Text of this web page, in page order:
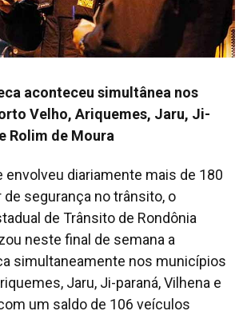
aconteceu simultânea nos
Velho, Ariquemes, Jaru, Ji-
Rolim de Moura
envolveu diariamente mais de 180
segurança no trânsito, o
de Trânsito de Rondônia
neste final de semana a
simultaneamente nos municípios
Jaru, Ji-paraná, Vilhena e
um saldo de 106 veículos